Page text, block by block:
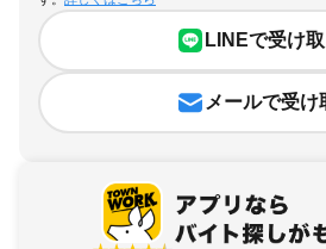
LINEで受け
メールで受け